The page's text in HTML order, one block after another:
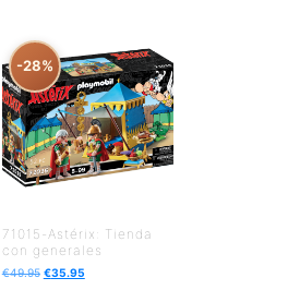
-28%
71015-Astérix: Tienda
con generales
€49.95 €35.95